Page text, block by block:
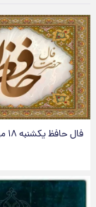
فال حافظ یکشنبه ۱۸ مرداد ماه ۱۴۰۵